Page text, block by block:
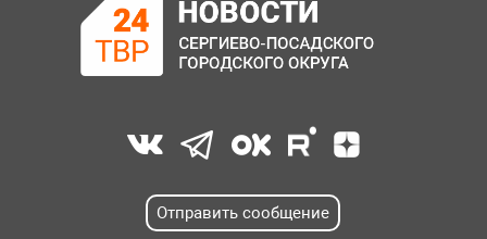
Отправить сообщение